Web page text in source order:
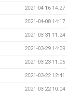
2021-04-16 14:27
2021-04-08 14:17
2021-03-31 11:24
2021-03-29 14:09
2021-03-23 11:05
2021-03-22 12:41
2021-03-22 10:04